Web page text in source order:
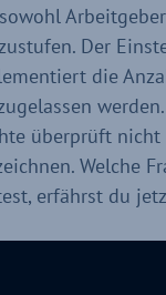
Der
die
überprüft
Welche
erfährst du